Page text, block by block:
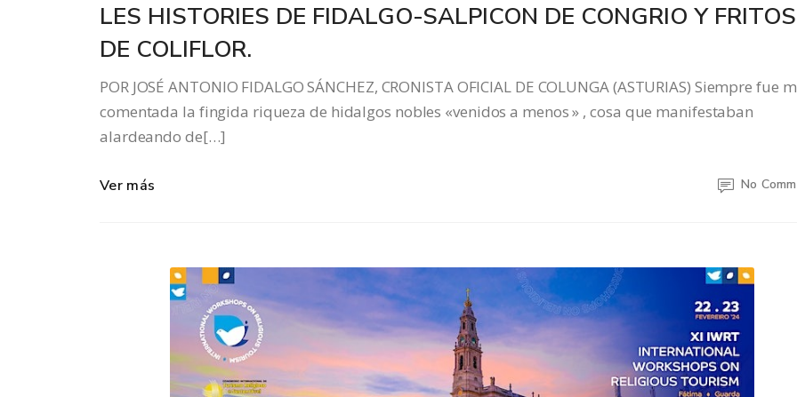
LES HISTORIES DE FIDALGO-SALPICON DE CONGRIO Y FRITOS
DE COLIFLOR.
POR JOSÉ ANTONIO FIDALGO SÁNCHEZ, CRONISTA OFICIAL DE COLUNGA (ASTURIAS) Siempre fue
comentada la fingida riqueza de hidalgos nobles «venidos a menos » , cosa que manifestaban
alardeando de[…]
Ver más No